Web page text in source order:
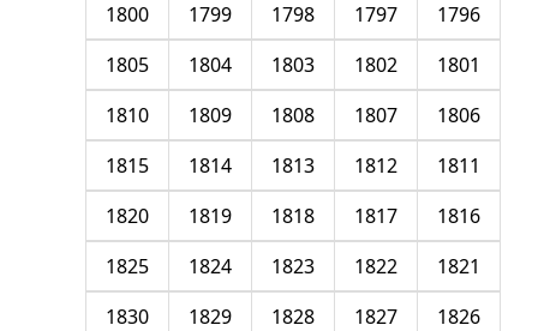
1796
1797
1798
1799
1800
1801
1802
1803
1804
1805
1806
1807
1808
1809
1810
1811
1812
1813
1814
1815
1816
1817
1818
1819
1820
1821
1822
1823
1824
1825
1826
1827
1828
1829
1830